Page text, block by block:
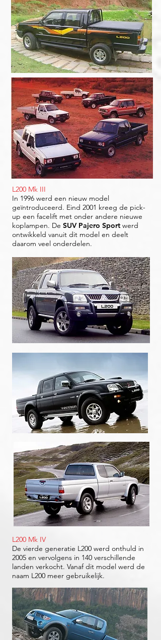
L200 Mk III
In 1996 werd een nieuw model
geïntroduceerd. Eind 2001 kreeg de pick-
up een facelift met onder andere nieuwe
koplampen. De SUV Pajero Sport werd
ontwikkeld vanuit dit model en deelt
daarom veel onderdelen.
L200 Mk IV
De vierde generatie L200 werd onthuld in
2005 en vervolgens in 140 verschillende
landen verkocht. Vanaf dit model werd de
naam L200 meer gebruikelijk.